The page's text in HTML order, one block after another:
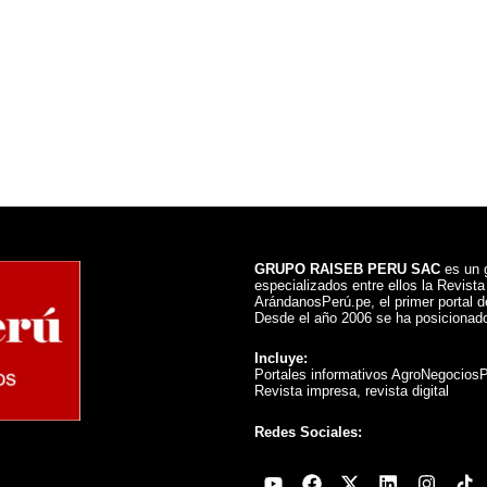
GRUPO RAISEB PERU SAC es un
especializados entre ellos la
ArándanosPerú.pe, el primer portal
Desde el año 2006 se ha
Incluye:
Portales informativos
Revista impresa, revista digital
Redes Sociales:
YoutubeFacebook
X-
Linkedin